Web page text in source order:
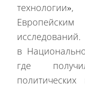
исследований.
в
где